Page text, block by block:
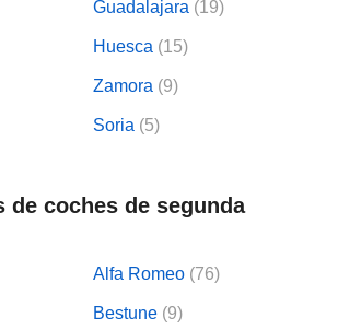
Guadalajara (19)
Huesca (15)
Zamora (9)
Soria (5)
de coches de segunda
Alfa Romeo (76)
Bestune (9)